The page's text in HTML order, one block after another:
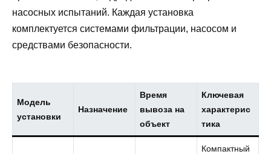
насосных испытаний. Каждая установка
комплектуется системами фильтрации, насосом и
средствами безопасности.
Модель
установки
Назначение
Время
вывоза на
объект
Ключевая
характерис
тика
Компактный